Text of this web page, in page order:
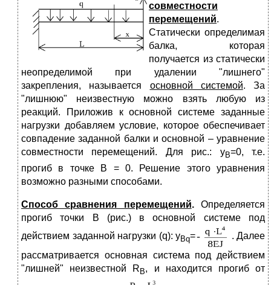
совместности
перемещений.
Статически определимая
балка, которая
получается из статически
неопределимой при удалении "лишнего"
закрепления, называется основной системой. За
"лишнюю" неизвестную можно взять любую из
реакций. Приложив к основной системе заданные
нагрузки добавляем условие, которое обеспечивает
совпадение заданной балки и основной – уравнение
совместности перемещений. Для рис.: yB=0, т.е.
прогиб в точке В = 0. Решение этого уравнения
возможно разными способами.
Способ сравнения перемещений.Определяется
прогиб точки В (рис.) в основной системе под
действием заданной нагрузки (q): yВq=
. Далее
рассматривается основная система под действием
"лишней" неизвестной R B, и находится прогиб от